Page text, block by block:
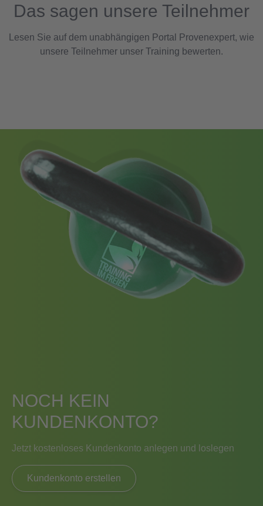
Das sagen unsere Teilnehmer
Lesen Sie auf dem unabhängigen Portal Provenexpert, wie
unsere Teilnehmer unser Training bewerten.
NOCH KEIN
KUNDENKONTO?
Jetzt kostenloses Kundenkonto anlegen und loslegen
Kundenkonto erstellen